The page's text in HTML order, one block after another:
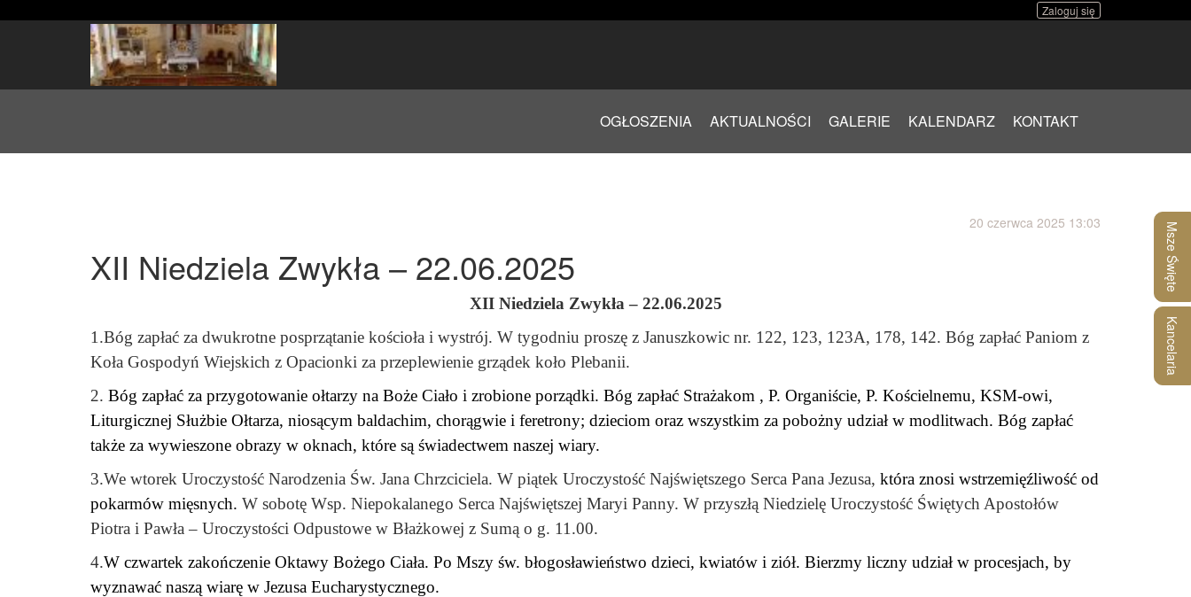
Zaloguj się
OGŁOSZENIA AKTUALNOŚCI GALERIE KALENDARZ KONTAKT
Msze Święte
Kancelaria
20 czerwca 2025 13:03
XII Niedziela Zwykła – 22.06.2025
XII Niedziela Zwykła – 22.06.2025
1.Bóg zapłać za dwukrotne posprzątanie kościoła i wystrój. W tygodniu proszę z Januszkowic nr. 122, 123, 123A, 178, 142. Bóg zapłać Paniom z
Koła Gospodyń Wiejskich z Opacionki za przeplewienie grządek koło Plebanii.
2. Bóg zapłać za przygotowanie ołtarzy na Boże Ciało i zrobione porządki. Bóg zapłać Strażakom , P. Organiście, P. Kościelnemu, KSM-owi,
Liturgicznej Służbie Ołtarza, niosącym baldachim, chorągwie i feretrony; dzieciom oraz wszystkim za pobożny udział w modlitwach. Bóg zapłać
także za wywieszone obrazy w oknach, które są świadectwem naszej wiary.
3.We wtorek Uroczystość Narodzenia Św. Jana Chrzciciela. W piątek Uroczystość Najświętszego Serca Pana Jezusa, która znosi wstrzemięźliwość od
pokarmów mięsnych. W sobotę Wsp. Niepokalanego Serca Najświętszej Maryi Panny. W przyszłą Niedzielę Uroczystość Świętych Apostołów
Piotra i Pawła – Uroczystości Odpustowe w Błażkowej z Sumą o g. 11.00.
4.W czwartek zakończenie Oktawy Bożego Ciała. Po Mszy św. błogosławieństwo dzieci, kwiatów i ziół. Bierzmy liczny udział w procesjach, by
wyznawać naszą wiarę w Jezusa Eucharystycznego.